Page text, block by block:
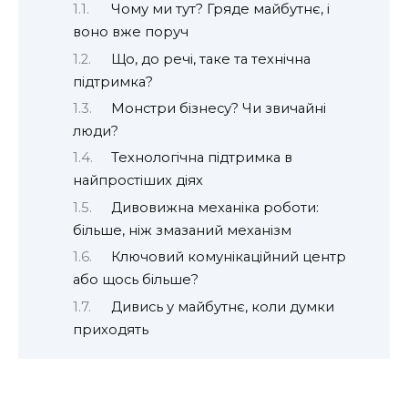
Чому ми тут? Гряде майбутнє, і
воно вже поруч
Що, до речі, таке та технічна
підтримка?
Монстри бізнесу? Чи звичайні
люди?
Технологічна підтримка в
найпростіших діях
Дивовижна механіка роботи:
більше, ніж змазаний механізм
Ключовий комунікаційний центр
або щось більше?
Дивись у майбутнє, коли думки
приходять